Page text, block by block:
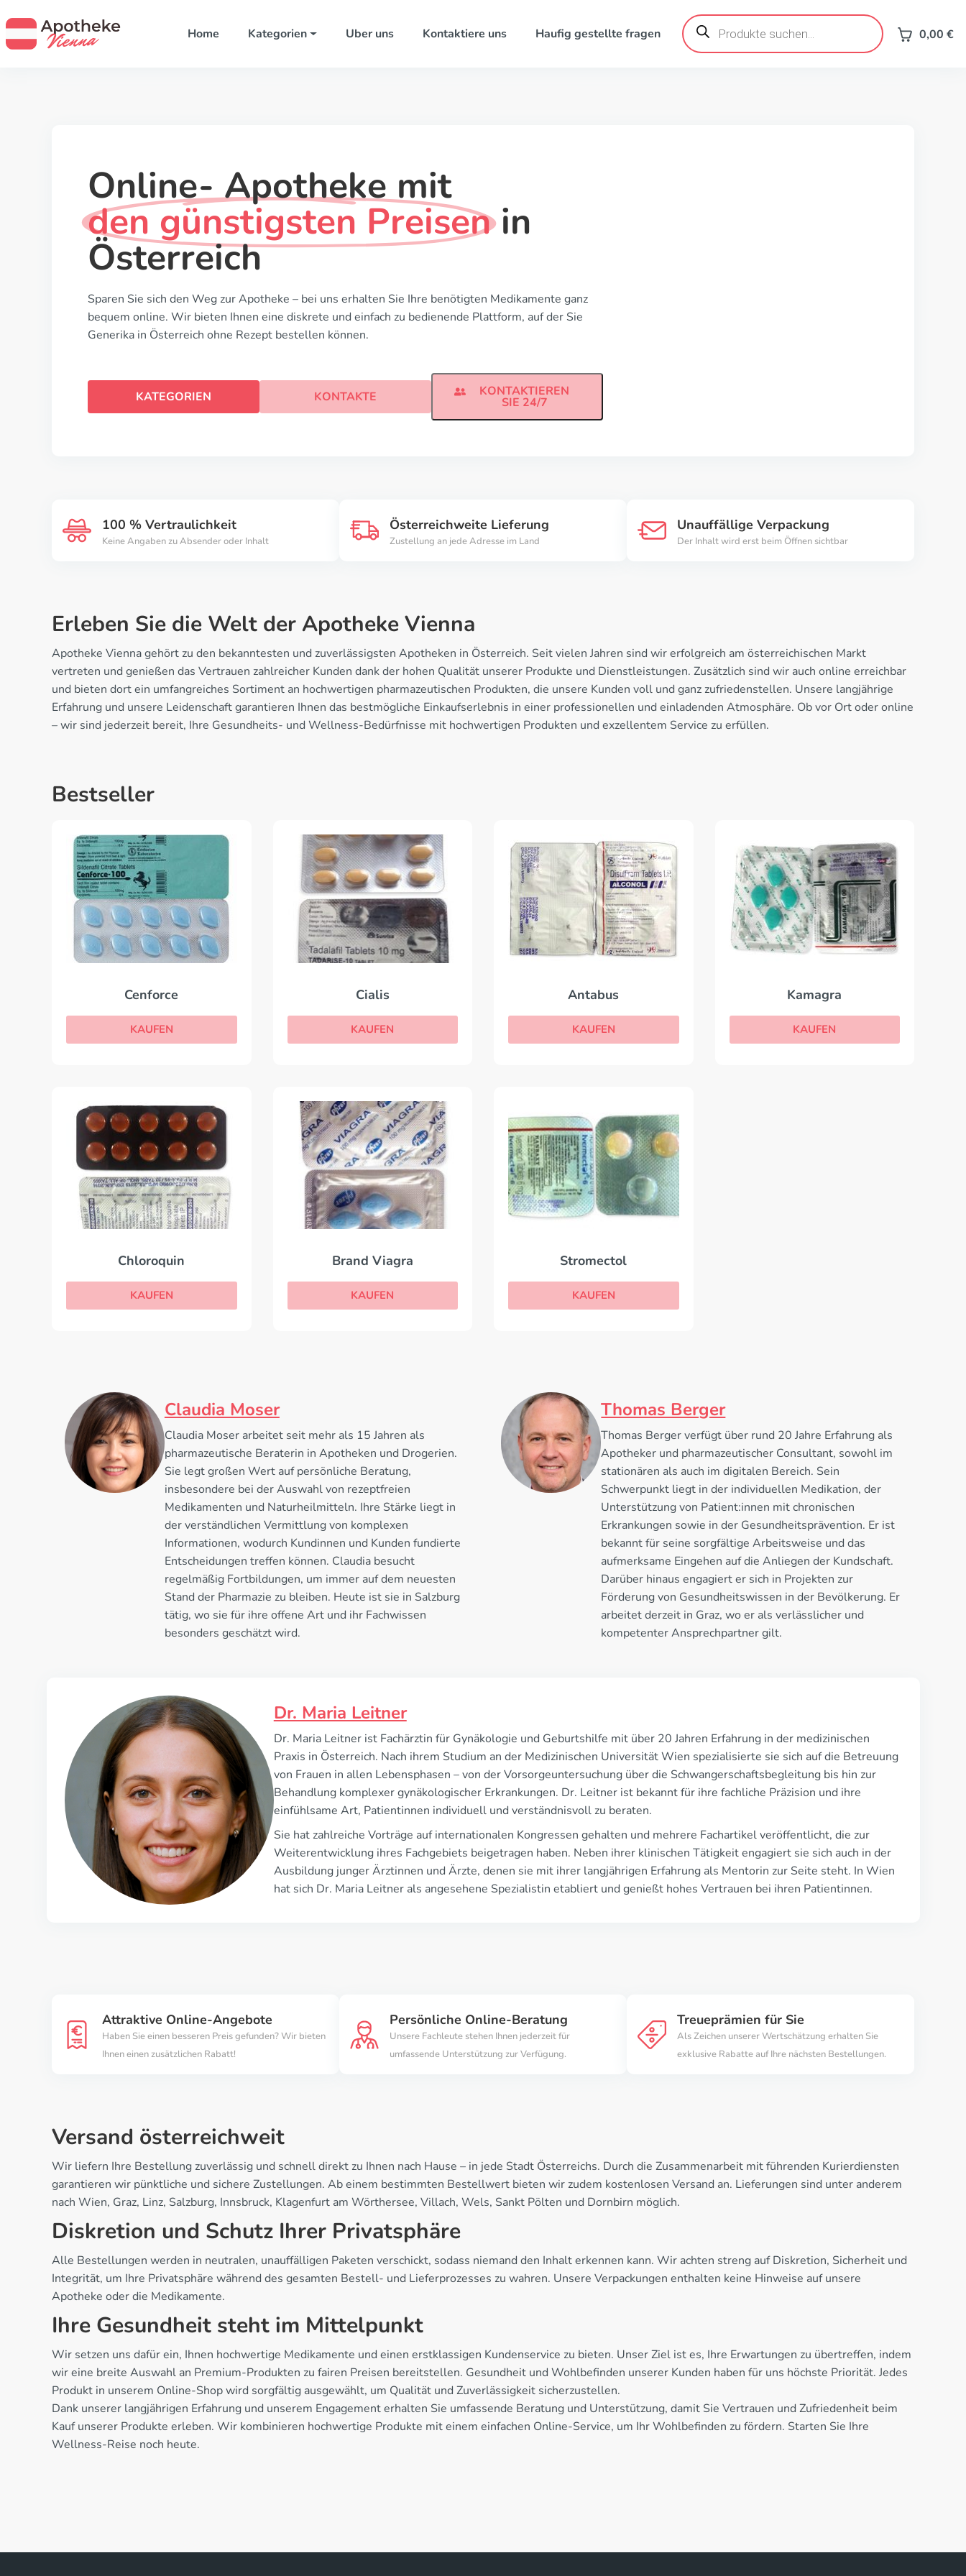
Home Kategorien Uber uns Kontaktiere uns Haufig gestellte fragen
Products
search 0,00 €
Online- Apotheke mit
den günstigsten Preisen in
Österreich
Sparen Sie sich den Weg zur Apotheke – bei uns erhalten Sie Ihre benötigten Medikamente ganz
bequem online. Wir bieten Ihnen eine diskrete und einfach zu bedienende Plattform, auf der Sie
Generika in Österreich ohne Rezept bestellen können.
KATEGORIEN KONTAKTE KONTAKTIEREN
SIE 24/7
100 % Vertraulichkeit
Keine Angaben zu Absender oder Inhalt
Österreichweite Lieferung
Zustellung an jede Adresse im Land
Unauffällige Verpackung
Der Inhalt wird erst beim Öffnen sichtbar
Erleben Sie die Welt der Apotheke Vienna
Apotheke Vienna gehört zu den bekanntesten und zuverlässigsten Apotheken in Österreich. Seit vielen Jahren sind wir erfolgreich am österreichischen Markt
vertreten und genießen das Vertrauen zahlreicher Kunden dank der hohen Qualität unserer Produkte und Dienstleistungen. Zusätzlich sind wir auch online erreichbar
und bieten dort ein umfangreiches Sortiment an hochwertigen pharmazeutischen Produkten, die unsere Kunden voll und ganz zufriedenstellen. Unsere langjährige
Erfahrung und unsere Leidenschaft garantieren Ihnen das bestmögliche Einkaufserlebnis in einer professionellen und einladenden Atmosphäre. Ob vor Ort oder online
– wir sind jederzeit bereit, Ihre Gesundheits- und Wellness-Bedürfnisse mit hochwertigen Produkten und exzellentem Service zu erfüllen.
Bestseller
Cenforce
KAUFEN
Cialis
KAUFEN
Antabus
KAUFEN
Kamagra
KAUFEN
Chloroquin
KAUFEN
Brand Viagra
KAUFEN
Stromectol
KAUFEN
Claudia Moser
Claudia Moser arbeitet seit mehr als 15 Jahren als
pharmazeutische Beraterin in Apotheken und Drogerien.
Sie legt großen Wert auf persönliche Beratung,
insbesondere bei der Auswahl von rezeptfreien
Medikamenten und Naturheilmitteln. Ihre Stärke liegt in
der verständlichen Vermittlung von komplexen
Informationen, wodurch Kundinnen und Kunden fundierte
Entscheidungen treffen können. Claudia besucht
regelmäßig Fortbildungen, um immer auf dem neuesten
Stand der Pharmazie zu bleiben. Heute ist sie in Salzburg
tätig, wo sie für ihre offene Art und ihr Fachwissen
besonders geschätzt wird.
Thomas Berger
Thomas Berger verfügt über rund 20 Jahre Erfahrung als
Apotheker und pharmazeutischer Consultant, sowohl im
stationären als auch im digitalen Bereich. Sein
Schwerpunkt liegt in der individuellen Medikation, der
Unterstützung von Patient:innen mit chronischen
Erkrankungen sowie in der Gesundheitsprävention. Er ist
bekannt für seine sorgfältige Arbeitsweise und das
aufmerksame Eingehen auf die Anliegen der Kundschaft.
Darüber hinaus engagiert er sich in Projekten zur
Förderung von Gesundheitswissen in der Bevölkerung. Er
arbeitet derzeit in Graz, wo er als verlässlicher und
kompetenter Ansprechpartner gilt.
Dr. Maria Leitner
Dr. Maria Leitner ist Fachärztin für Gynäkologie und Geburtshilfe mit über 20 Jahren Erfahrung in der medizinischen
Praxis in Österreich. Nach ihrem Studium an der Medizinischen Universität Wien spezialisierte sie sich auf die Betreuung
von Frauen in allen Lebensphasen – von der Vorsorgeuntersuchung über die Schwangerschaftsbegleitung bis hin zur
Behandlung komplexer gynäkologischer Erkrankungen. Dr. Leitner ist bekannt für ihre fachliche Präzision und ihre
einfühlsame Art, Patientinnen individuell und verständnisvoll zu beraten.
Sie hat zahlreiche Vorträge auf internationalen Kongressen gehalten und mehrere Fachartikel veröffentlicht, die zur
Weiterentwicklung ihres Fachgebiets beigetragen haben. Neben ihrer klinischen Tätigkeit engagiert sie sich auch in der
Ausbildung junger Ärztinnen und Ärzte, denen sie mit ihrer langjährigen Erfahrung als Mentorin zur Seite steht. In Wien
hat sich Dr. Maria Leitner als angesehene Spezialistin etabliert und genießt hohes Vertrauen bei ihren Patientinnen.
Attraktive Online-Angebote
Haben Sie einen besseren Preis gefunden? Wir bieten
Ihnen einen zusätzlichen Rabatt!
Persönliche Online-Beratung
Unsere Fachleute stehen Ihnen jederzeit für
umfassende Unterstützung zur Verfügung.
Treueprämien für Sie
Als Zeichen unserer Wertschätzung erhalten Sie
exklusive Rabatte auf Ihre nächsten Bestellungen.
Versand österreichweit
Wir liefern Ihre Bestellung zuverlässig und schnell direkt zu Ihnen nach Hause – in jede Stadt Österreichs. Durch die Zusammenarbeit mit führenden Kurierdiensten
garantieren wir pünktliche und sichere Zustellungen. Ab einem bestimmten Bestellwert bieten wir zudem kostenlosen Versand an. Lieferungen sind unter anderem
nach Wien, Graz, Linz, Salzburg, Innsbruck, Klagenfurt am Wörthersee, Villach, Wels, Sankt Pölten und Dornbirn möglich.
Diskretion und Schutz Ihrer Privatsphäre
Alle Bestellungen werden in neutralen, unauffälligen Paketen verschickt, sodass niemand den Inhalt erkennen kann. Wir achten streng auf Diskretion, Sicherheit und
Integrität, um Ihre Privatsphäre während des gesamten Bestell- und Lieferprozesses zu wahren. Unsere Verpackungen enthalten keine Hinweise auf unsere
Apotheke oder die Medikamente.
Ihre Gesundheit steht im Mittelpunkt
Wir setzen uns dafür ein, Ihnen hochwertige Medikamente und einen erstklassigen Kundenservice zu bieten. Unser Ziel ist es, Ihre Erwartungen zu übertreffen, indem
wir eine breite Auswahl an Premium-Produkten zu fairen Preisen bereitstellen. Gesundheit und Wohlbefinden unserer Kunden haben für uns höchste Priorität. Jedes
Produkt in unserem Online-Shop wird sorgfältig ausgewählt, um Qualität und Zuverlässigkeit sicherzustellen.
Dank unserer langjährigen Erfahrung und unserem Engagement erhalten Sie umfassende Beratung und Unterstützung, damit Sie Vertrauen und Zufriedenheit beim
Kauf unserer Produkte erleben. Wir kombinieren hochwertige Produkte mit einem einfachen Online-Service, um Ihr Wohlbefinden zu fördern. Starten Sie Ihre
Wellness-Reise noch heute.